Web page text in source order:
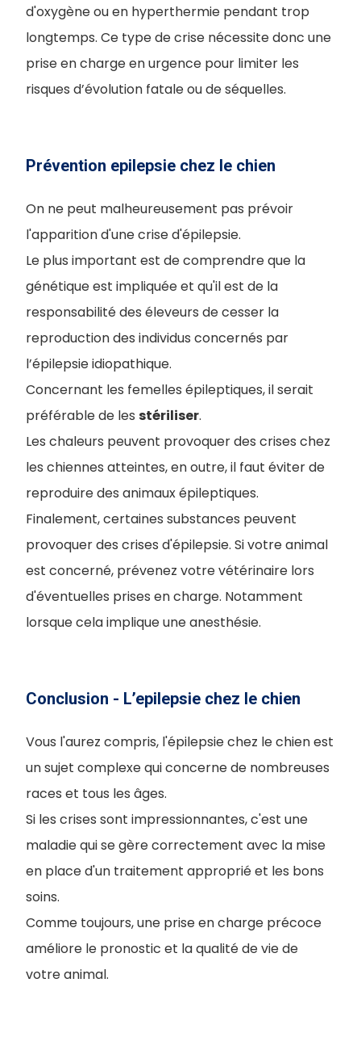
d'oxygène ou en hyperthermie pendant trop
longtemps. Ce type de crise nécessite donc une
prise en charge en urgence pour limiter les
risques d’évolution fatale ou de séquelles.
Prévention epilepsie chez le chien
On ne peut malheureusement pas prévoir
l'apparition d'une crise d'épilepsie.
Le plus important est de comprendre que la
génétique est impliquée et qu'il est de la
responsabilité des éleveurs de cesser la
reproduction des individus concernés par
l’épilepsie idiopathique.
Concernant les femelles épileptiques, il serait
préférable de les stériliser.
Les chaleurs peuvent provoquer des crises chez
les chiennes atteintes, en outre, il faut éviter de
reproduire des animaux épileptiques.
Finalement, certaines substances peuvent
provoquer des crises d'épilepsie. Si votre animal
est concerné, prévenez votre vétérinaire lors
d'éventuelles prises en charge. Notamment
lorsque cela implique une anesthésie.
Conclusion - L’epilepsie chez le chien
Vous l'aurez compris, l'épilepsie chez le chien est
un sujet complexe qui concerne de nombreuses
races et tous les âges.
Si les crises sont impressionnantes, c'est une
maladie qui se gère correctement avec la mise
en place d'un traitement approprié et les bons
soins.
Comme toujours, une prise en charge précoce
améliore le pronostic et la qualité de vie de
votre animal.